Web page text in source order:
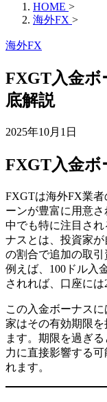
HOME >
海外FX >
海外FX
FXGT入金ボ
底解説
2025年10月1日
FXGT入金ボ
FXGTは海外FX業
ーンが豊富に用意
中でも特に注目さ
ナスとは、投資家
の割合で追加の取引
例えば、100ドル入
されれば、口座には
この入金ボーナス
家はその有効期限
ます。期限を過ぎ
力に直接影響する
れます。